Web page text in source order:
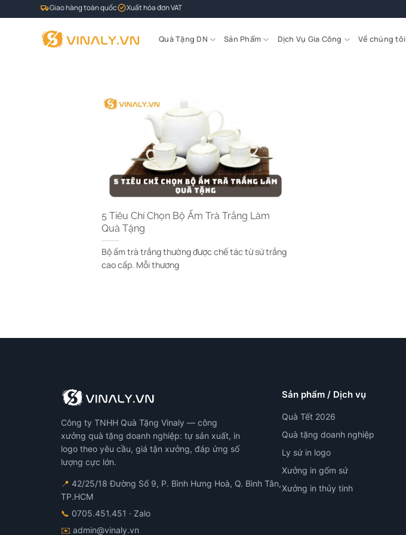
qua
Giao hàng toàn quốc Xuất hóa đơn VAT
Quà Tặng DN Sản Phẩm Dịch Vụ Gia Công Về chúng tôi
5 Tiêu Chí Chọn Bộ Ấm Trà Trắng Làm
Quà Tặng
Bộ ấm trà trắng thường được chế tác từ sứ trắng
cao cấp. Mỗi thương
Công ty TNHH Quà Tặng Vinaly — công
xưởng quà tặng doanh nghiệp: tự sản xuất, in
logo theo yêu cầu, giá tận xưởng, đáp ứng số
lượng cực lớn.
📍 42/25/18 Đường Số 9, P. Bình Hưng Hoà, Q. Bình Tân,
TP.HCM
📞 0705.451.451 · Zalo
✉️ admin@vinaly.vn
Sản phẩm / Dịch vụ
Quà Tết 2026
Quà tặng doanh nghiệp
Ly sứ in logo
Xưởng in gốm sứ
Xưởng in thủy tinh